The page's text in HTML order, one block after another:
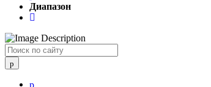
Диапазон
Поиск